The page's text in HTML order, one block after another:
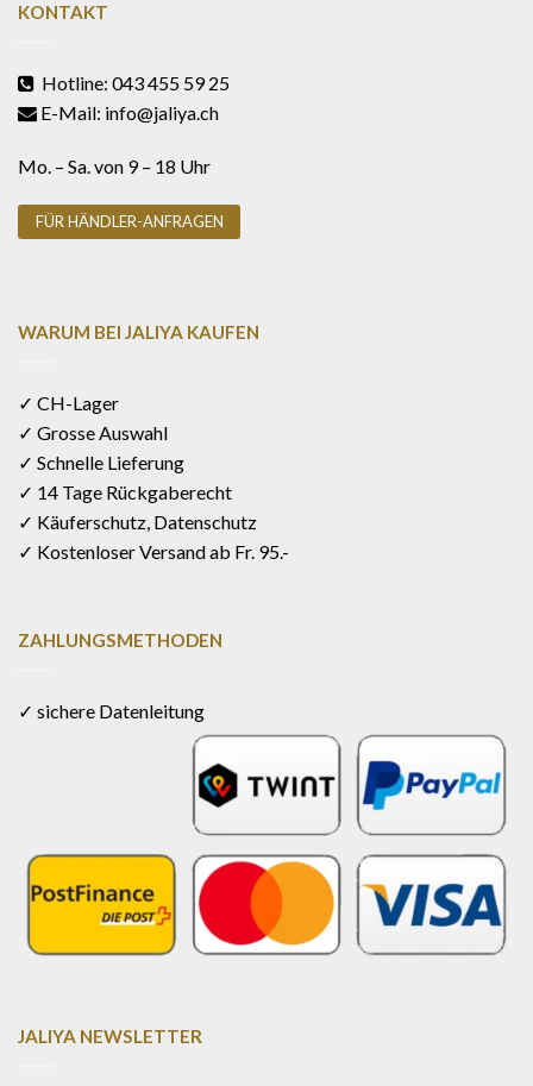
KONTAKT
Hotline: 043 455 59 25
E-Mail: info@jaliya.ch
Mo. – Sa. von 9 – 18 Uhr
FÜR HÄNDLER-ANFRAGEN
WARUM BEI JALIYA KAUFEN
✓ CH-Lager
✓ Grosse Auswahl
✓ Schnelle Lieferung
✓ 14 Tage Rückgaberecht
✓ Käuferschutz, Datenschutz
✓ Kostenloser Versand ab Fr. 95.-
ZAHLUNGSMETHODEN
✓ sichere Datenleitung
JALIYA NEWSLETTER